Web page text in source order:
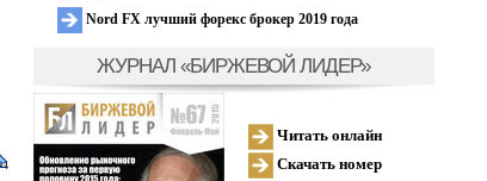
Nord FX лучший форекс брокер 2019 года
ЖУРНАЛ «БИРЖЕВОЙ ЛИДЕР»
Читать онлайн
Скачать номер